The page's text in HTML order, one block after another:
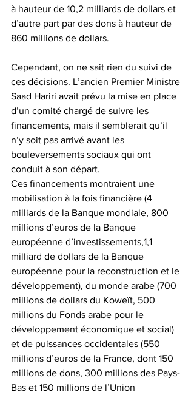
à hauteur de 10,2 milliards de dollars et
d’autre part par des dons à hauteur de
860 millions de dollars.
Cependant, on ne sait rien du suivi de
ces décisions. L’ancien Premier Ministre
Saad Hariri avait prévu la mise en place
d’un comité chargé de suivre les
financements, mais il semblerait qu’il
n’y soit pas arrivé avant les
bouleversements sociaux qui ont
conduit à son départ.
Ces financements montraient une
mobilisation à la fois financière (4
milliards de la Banque mondiale, 800
millions d’euros de la Banque
européenne d’investissements,1,1
milliard de dollars de la Banque
européenne pour la reconstruction et le
développement), du monde arabe (700
millions de dollars du Koweït, 500
millions du Fonds arabe pour le
développement économique et social)
et de puissances occidentales (550
millions d’euros de la France, dont 150
millions de dons, 300 millions des Pays-
Bas et 150 millions de l’Union